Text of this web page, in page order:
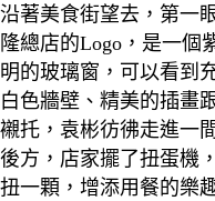
沿著美食街望去，第一
隆總店的Logo，是一個
明的玻璃窗，可以看到
白色牆壁、精美的插畫
襯托，袁彬彷彿走進一
後方，店家擺了扭蛋機
扭一顆，增添用餐的樂